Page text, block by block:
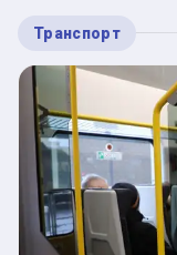
Транспорт